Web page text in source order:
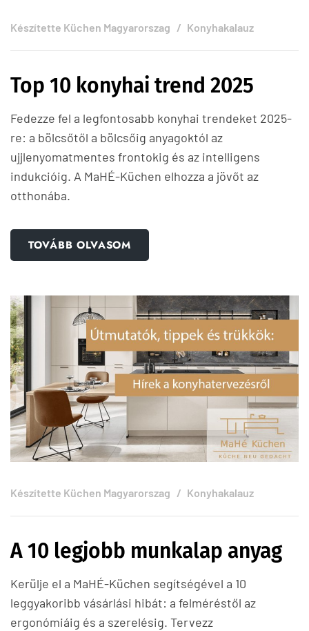
Készítette Küchen Magyarorszag Konyhakalauz
Top 10 konyhai trend 2025
Fedezze fel a legfontosabb konyhai trendeket 2025-
re: a bölcsőtől a bölcsőig anyagoktól az
ujjlenyomatmentes frontokig és az intelligens
indukcióig. A MaHÉ-Küchen elhozza a jövőt az
otthonába.
TOVÁBB OLVASOM
Készítette Küchen Magyarorszag Konyhakalauz
A 10 legjobb munkalap anyag
Kerülje el a MaHÉ-Küchen segítségével a 10
leggyakoribb vásárlási hibát: a felméréstől az
ergonómiáig és a szerelésig. Tervezz